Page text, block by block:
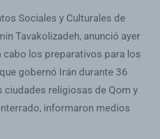
Sociales y Culturales de
Tavakolizadeh, anunció ayer
cabo los preparativos para los
gobernó Irán durante 36
ciudades religiosas de Qom y
informaron medios